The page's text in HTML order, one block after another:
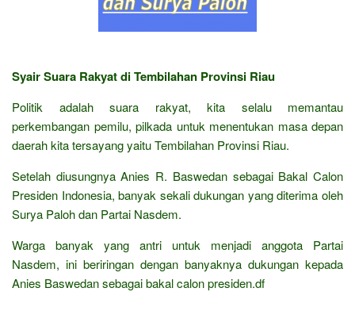
Syair Suara Rakyat di Tembilahan Provinsi Riau
Politik adalah suara rakyat, kita selalu memantau
perkembangan pemilu, pilkada untuk menentukan masa depan
daerah kita tersayang yaitu Tembilahan Provinsi Riau.
Setelah diusungnya Anies R. Baswedan sebagai Bakal Calon
Presiden Indonesia, banyak sekali dukungan yang diterima oleh
Surya Paloh dan Partai Nasdem.
Warga banyak yang antri untuk menjadi anggota Partai
Nasdem, ini beriringan dengan banyaknya dukungan kepada
Anies Baswedan sebagai bakal calon presiden.df